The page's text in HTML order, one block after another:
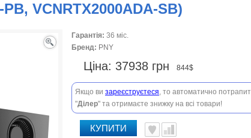
VCNRTX2000ADA-SB)
Гарантія: 36 міс.
Бренд: PNY
Ціна: 37938 грн 844$
Якщо ви зареєструєтеся, то автоматично
"Ділер" та отримаєте знижку на всі товари!
КУПИТИ